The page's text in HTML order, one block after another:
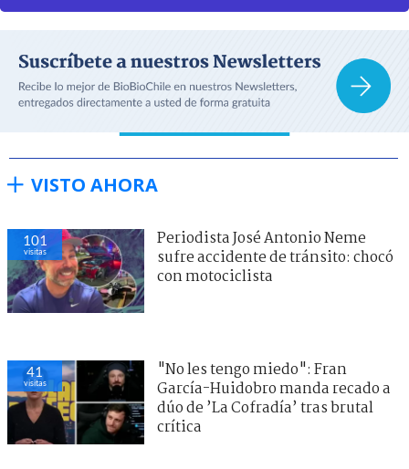
VISTO AHORA
101
visitas
Periodista José Antonio Neme
sufre accidente de tránsito: chocó
con motociclista
41
visitas
"No les tengo miedo": Fran
García-Huidobro manda recado a
dúo de ’La Cofradía’ tras brutal
crítica